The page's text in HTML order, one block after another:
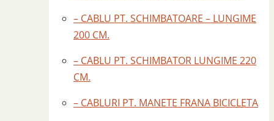
– CABLU PT. SCHIMBATOARE – LUNGIME
200 CM.
– CABLU PT. SCHIMBATOR LUNGIME 220
CM.
– CABLURI PT. MANETE FRANA BICICLETA